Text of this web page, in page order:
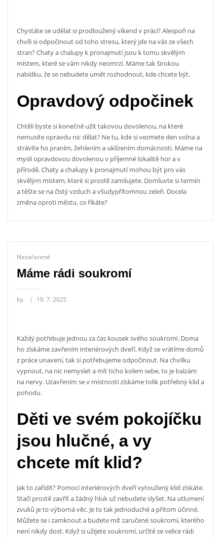
Chystáte se udělat si prodloužený víkend v práci? Alespoň na
chvíli si odpočinout od toho stresu, který jde na vás ze všech
stran? Chaty a chalupy k pronajmutí jsou k tomu skvělým
místem, které se vám nikdy neomrzí. Máme tak širokou
nabídku, že se nebudete umět rozhodnout, kde chcete být.
Opravdový odpočinek
Chtěli byste si konečně užít takovou dovolenou, na které
nemusíte opravdu nic dělat? Ne tu, kde si vezmete den volna a
strávíte ho praním, žehlením a uklízením domácnosti. Máme na
mysli opravdovou dovolenou v příjemné lokalitě hor a v
přírodě.Chaty a chalupy k pronajmutímohou být pro vás
skvělým místem, které si prostě zamilujete. Domluvte si termín
a těšte se na čistý vzduch a všudypřítomnou zeleň. Docela
změna oproti městu, co říkáte?
Nezařazené
Máme rádi soukromí
by 10. 7. 2025
Každý potřebuje jednou za čas kousek svého soukromí. Doma
ho získáme zavřením interiérových dveří. Když se vrátíme domů
z práce unavení, tak si potřebujeme odpočinout. Na chvilku
vypnout, na nic nemyslet a mít ticho kolem sebe, to je balzám
na nervy. Uzavřením se v místnosti získáme tolik potřebný klid a
pohodu.
Děti ve svém pokojíčku
jsou hlučné, a vy
chcete mít klid?
Jak to zařídit? Pomocí interiérových dveří vytoužený klid získáte.
Stačí prostě zavřít a žádný hluk už nebudete slyšet. Na utlumení
zvuků je to výborná věc. Je to tak jednoduché a přitom účinné.
Můžete se i zamknout a budete mít zaručené soukromí, kterého
není nikdy dost. Když si užijete soukromí, určitě se velice rádi